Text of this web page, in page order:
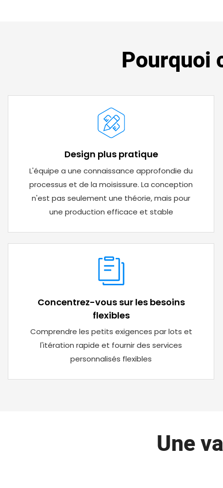
Pourquoi
Design plus pratique
L'équipe a une connaissance approfondie du
processus et de la moisissure. La conception
n'est pas seulement une théorie, mais pour
une production efficace et stable
Concentrez-vous sur les besoins
flexibles
Comprendre les petits exigences par lots et
l'itération rapide et fournir des services
personnalisés flexibles
Une